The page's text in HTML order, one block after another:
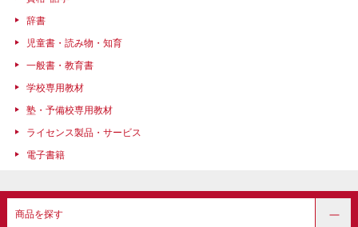
辞書
児童書・読み物・知育
一般書・教育書
学校専用教材
塾・予備校専用教材
ライセンス製品・サービス
電子書籍
商品を探す